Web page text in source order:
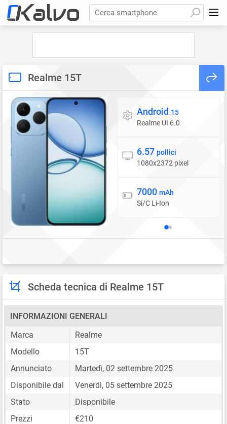
Cerca smartphone
Realme 15T
Sistema operativo
Android 15
Realme UI 6.0
Display
6.57 pollici
1080x2372 pixel
Batteria
7000 mAh
Si/C Li-Ion
Scheda tecnica di Realme 15T
INFORMAZIONI GENERALI
Marca
Realme
Modello
15T
Annunciato
Martedì, 02 settembre 2025
Disponibile dal
Venerdì, 05 settembre 2025
Stato
Disponibile
Prezzi
€210